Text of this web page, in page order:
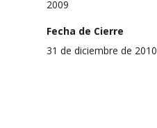
2009
Fecha de Cierre
31 de diciembre de 2010